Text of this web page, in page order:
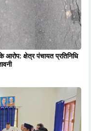
आरोप: क्षेत्र पंचायत प्रतिनिधि